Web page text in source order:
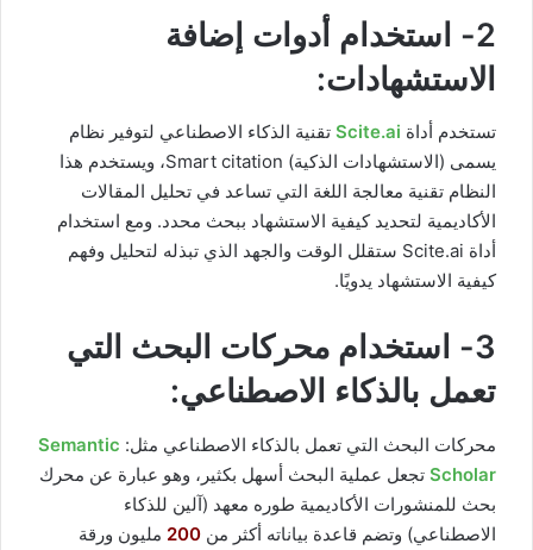
2- استخدام أدوات إضافة
الاستشهادات:
تستخدم أداة Scite.ai تقنية الذكاء الاصطناعي لتوفير نظام
يسمى (الاستشهادات الذكية) Smart citation، ويستخدم هذا
النظام تقنية معالجة اللغة التي تساعد في تحليل المقالات
الأكاديمية لتحديد كيفية الاستشهاد ببحث محدد. ومع استخدام
أداة Scite.ai ستقلل الوقت والجهد الذي تبذله لتحليل وفهم
كيفية الاستشهاد يدويًا.
3- استخدام محركات البحث التي
تعمل بالذكاء الاصطناعي:
محركات البحث التي تعمل بالذكاء الاصطناعي مثل: Semantic
Scholar تجعل عملية البحث أسهل بكثير، وهو عبارة عن محرك
بحث للمنشورات الأكاديمية طوره معهد (آلين للذكاء
الاصطناعي) وتضم قاعدة بياناته أكثر من 200 مليون ورقة